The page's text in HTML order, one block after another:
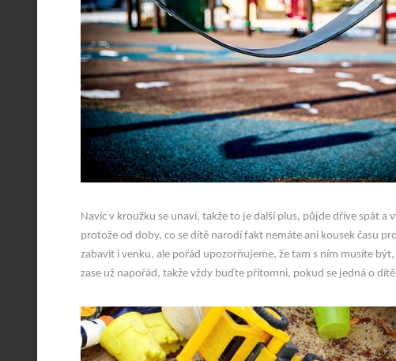
Navíc v kroužku se unaví, takže to je další plus, půjde dříve spát
protože od doby, co se dítě narodí fakt nemáte ani kousek času
zabavit i venku, ale pořád upozorňujeme, že tam s ním musíte
zase už napořád, takže vždy buďte přítomni, pokud se jedná o